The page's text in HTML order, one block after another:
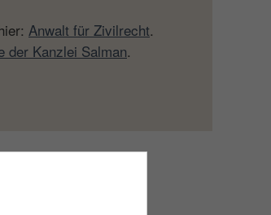
Anwalt für Zivilrecht.
der Kanzlei Salman.